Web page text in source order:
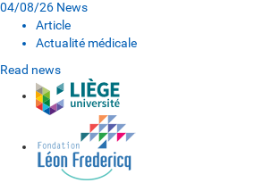
04/08/26 News
Article
Actualité médicale
Read news